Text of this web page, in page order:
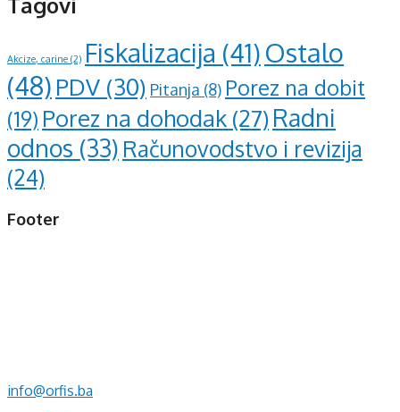
Akcize, carine (2) Fiskalizacija (41)Ostalo
(48) PDV (30) Pitanja (8) Porez na dobit
(19) Porez na dohodak (27)Radni
odnos (33) Računovodstvo i revizija
(24)
Footer
info@orfis.ba